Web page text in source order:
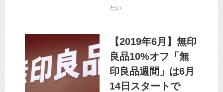
たい
【2019年6月】無印
良品10%オフ「無
印良品週間」は6月
14日スタートで